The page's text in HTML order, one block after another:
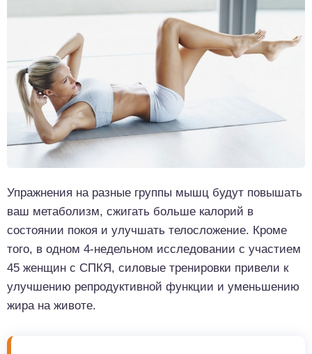
Упражнения на разные группы мышц будут повышать
ваш метаболизм, сжигать больше калорий в
состоянии покоя и улучшать телосложение. Кроме
того, в одном 4-недельном исследовании с участием
45 женщин с СПКЯ, силовые тренировки привели к
улучшению репродуктивной функции и уменьшению
жира на животе.